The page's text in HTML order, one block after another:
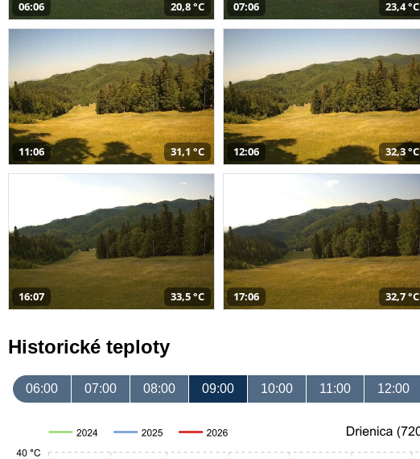
06:06 20,8 °C 07:06 23,4 °C
11:06 31,1 °C 12:06 32,3 °C
16:07 33,5 °C 17:06 32,7 °C
Historické teploty
06:00 07:00 08:00 09:00 10:00 11:00 12:00